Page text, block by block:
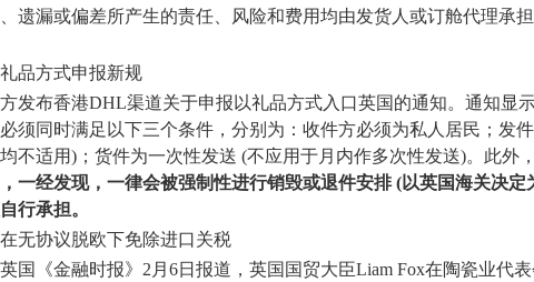
遗漏或偏差所产生的责任、风险和费用均由发货人或订舱代理承担
品方式申报新规
发布香港DHL渠道关于申报以礼品方式入口英国的通知。通知显
须同时满足以下三个条件，分别为：收件方必须为私人居民；发
不适用)；货件为一次性发送 (不应用于月内作多次性发送)。此外，
一经发现，一律会被强制性进行销毁或退件安排 (以英国海关决
行承担。
无协议脱欧下免除进口关税
国《金融时报》2月6日报道，英国国贸大臣Liam Fox在陶瓷业代表